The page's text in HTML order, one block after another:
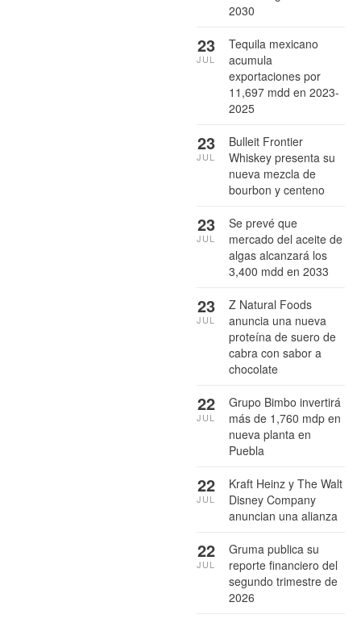
2030
Tequila mexicano
acumula
exportaciones por
11,697 mdd en 2023-
2025
23
JUL
Bulleit Frontier
Whiskey presenta su
nueva mezcla de
bourbon y centeno
23
JUL
Se prevé que
mercado del aceite de
algas alcanzará los
3,400 mdd en 2033
23
JUL
Z Natural Foods
anuncia una nueva
proteína de suero de
cabra con sabor a
chocolate
23
JUL
Grupo Bimbo invertirá
más de 1,760 mdp en
nueva planta en
Puebla
22
JUL
Kraft Heinz y The Walt
Disney Company
anuncian una alianza
22
JUL
Gruma publica su
reporte financiero del
segundo trimestre de
2026
22
JUL